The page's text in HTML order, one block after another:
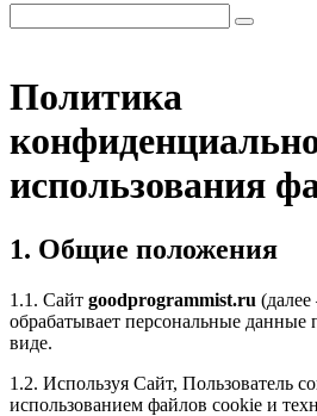
Политика
использования
1. Общие положения
1.1. Сайт goodprogrammist.ru
обрабатывает персональные данные
виде.
1.2. Используя Сайт, Пользователь
использованием файлов cookie и